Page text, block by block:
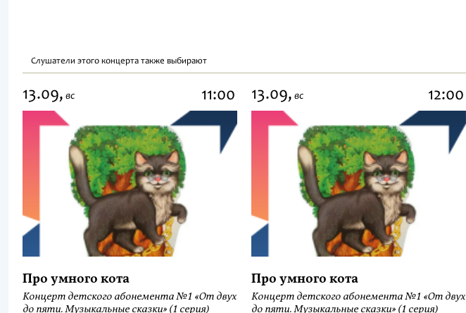
Слушатели этого концерта также выбирают
13.09, вс 11:00
Про умного кота
Концерт детского абонемента №1 «От двух
до пяти. Музыкальные сказки» (1 серия)
13.09, вс 12:00
Про умного кота
Концерт детского абонемента №1 «От двух
до пяти. Музыкальные сказки» (1 серия)